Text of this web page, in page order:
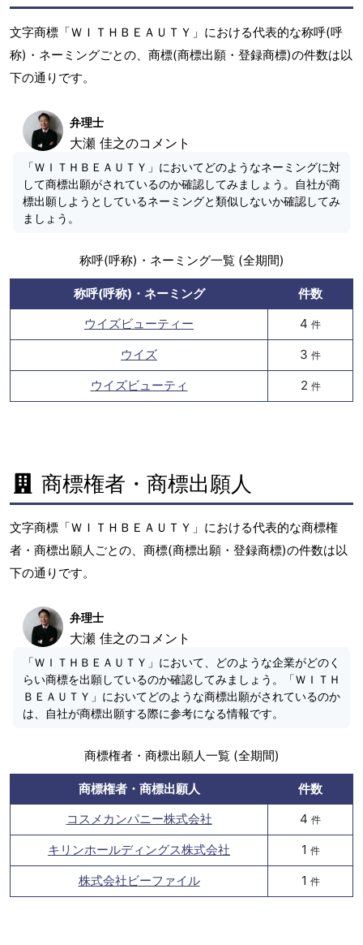
文字商標「ＷＩＴＨＢＥＡＵＴＹ」における代表的な称呼(呼
称)・ネーミングごとの、商標(商標出願・登録商標)の件数は以
下の通りです。
弁理士
大瀬 佳之のコメント
「ＷＩＴＨＢＥＡＵＴＹ」においてどのようなネーミングに対
して商標出願がされているのか確認してみましょう。自社が商
標出願しようとしているネーミングと類似しないか確認してみ
ましょう。
称呼(呼称)・ネーミング一覧 (全期間)
称呼(呼称)・ネーミング
件数
ウイズビューティー
4 件
ウイズ 3 件
ウイズビューティ 2 件
商標権者・商標出願人
文字商標「ＷＩＴＨＢＥＡＵＴＹ」における代表的な商標権
者・商標出願人ごとの、商標(商標出願・登録商標)の件数は以
下の通りです。
弁理士
大瀬 佳之のコメント
「ＷＩＴＨＢＥＡＵＴＹ」において、どのような企業がどのく
らい商標を出願しているのか確認してみましょう。「ＷＩＴＨ
ＢＥＡＵＴＹ」においてどのような商標出願がされているのか
は、自社が商標出願する際に参考になる情報です。
商標権者・商標出願人一覧 (全期間)
商標権者・商標出願人
件数
コスメカンパニー株式会社
4 件
キリンホールディングス株式会社 1 件
株式会社ビーファイル 1 件